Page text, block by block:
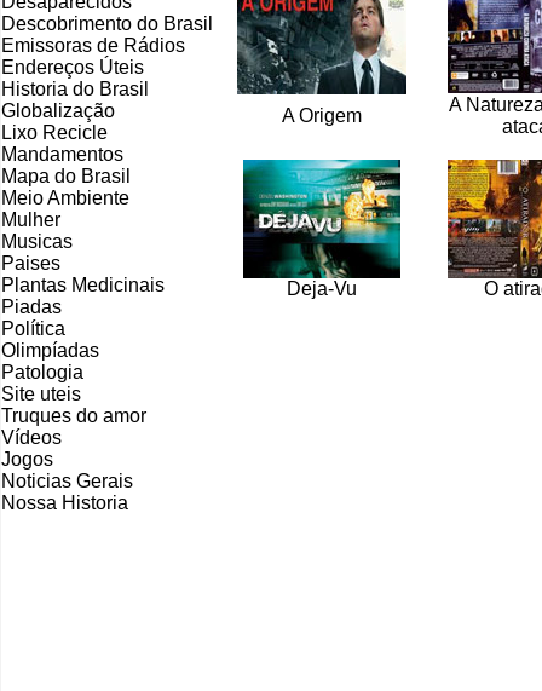
Descobrimento do Brasil
Emissoras de Rádios
Endereços Úteis
Historia do Brasil
Globalização
Lixo Recicle
Mandamentos
Mapa do Brasil
Meio Ambiente
Mulher
Musicas
Paises
Plantas Medicinais
Piadas
Política
Olimpíadas
Patologia
Site uteis
Truques do amor
Vídeos
Jogos
Noticias Gerais
Nossa Historia
A Origem
A
Deja-Vu O